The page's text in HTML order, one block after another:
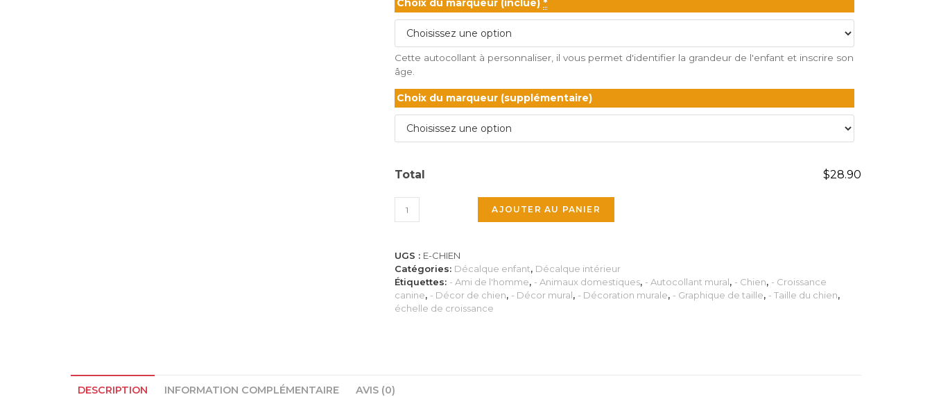
Choix du marqueur (inclue) *
Cette autocollant à personnaliser, il vous permet d'identifier la grandeur de l'enfant et inscrire son
âge.
Choix du marqueur (supplémentaire)
Total $28.90
-
Échelle
de
croissance
AJOUTER AU PANIER
UGS : E-CHIEN
Catégories: Décalque enfant, Décalque intérieur
Étiquettes: - Ami de l'homme, - Animaux domestiques, - Autocollant mural, - Chien, - Croissance
canine, - Décor de chien, - Décor mural, - Décoration murale, - Graphique de taille, - Taille du chien,
échelle de croissance
DESCRIPTION INFORMATION COMPLÉMENTAIRE AVIS (0)